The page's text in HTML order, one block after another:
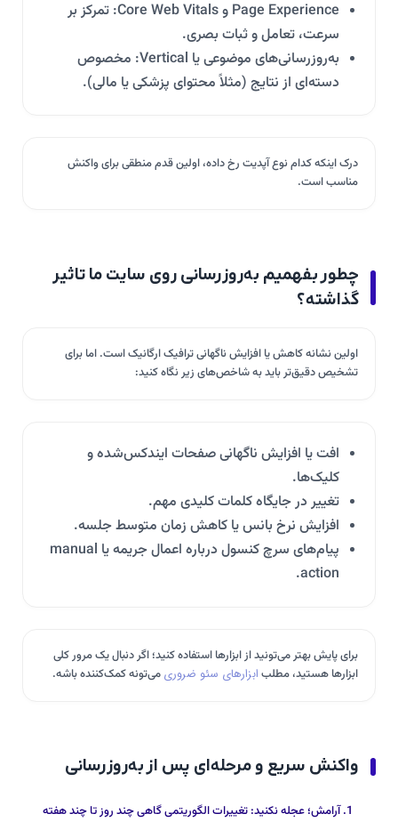
Page Experience و Core Web Vitals: تمرکز بر
سرعت، تعامل و ثبات بصری.
به‌روزرسانی‌های موضوعی یا Vertical: مخصوص
دسته‌ای از نتایج (مثلاً محتوای پزشکی یا مالی).
درک اینکه کدام نوع آپدیت رخ داده، اولین قدم منطقی برای واکنش
مناسب است.
چطور بفهمیم به‌روزرسانی روی سایت ما تاثیر
گذاشته؟
اولین نشانه کاهش یا افزایش ناگهانی ترافیک ارگانیک است. اما برای
تشخیص دقیق‌تر باید به شاخص‌های زیر نگاه کنید:
افت یا افزایش ناگهانی صفحات ایندکس‌شده و
کلیک‌ها.
تغییر در جایگاه کلمات کلیدی مهم.
افزایش نرخ بانس یا کاهش زمان متوسط جلسه.
پیام‌های سرچ کنسول درباره اعمال جریمه یا manual
action.
برای پایش بهتر می‌تونید از ابزارها استفاده کنید؛ اگر دنبال یک مرور کلی
ابزارها هستید، مطلب ابزارهای سئو ضروری می‌تونه کمک‌کننده باشه.
واکنش سریع و مرحله‌ای پس از به‌روزرسانی
آرامش؛ عجله نکنید: تغییرات الگوریتمی گاهی چند روز تا چند هفته